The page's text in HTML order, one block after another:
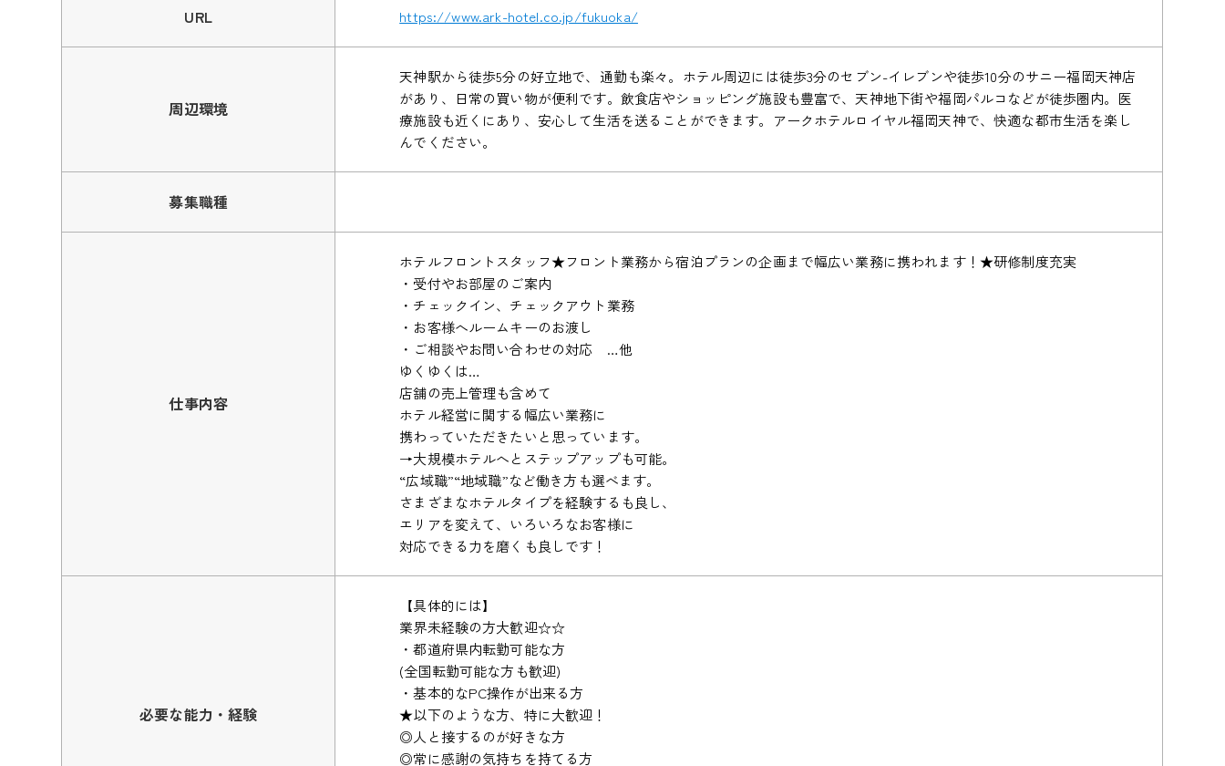
URL https://www.ark-hotel.co.jp/fukuoka/
周辺環境
天神駅から徒歩5分の好立地で、通勤も楽々。ホテル周辺には徒歩3分のセブン-イレブンや徒歩10分のサニー福岡天神店
があり、日常の買い物が便利です。飲食店やショッピング施設も豊富で、天神地下街や福岡パルコなどが徒歩圏内。医
療施設も近くにあり、安心して生活を送ることができます。アークホテルロイヤル福岡天神で、快適な都市生活を楽し
んでください。
募集職種
仕事内容
ホテルフロントスタッフ★フロント業務から宿泊プランの企画まで幅広い業務に携われます！★研修制度充実
・受付やお部屋のご案内
・チェックイン、チェックアウト業務
・お客様へルームキーのお渡し
・ご相談やお問い合わせの対応 …他
ゆくゆくは…
店舗の売上管理も含めて
ホテル経営に関する幅広い業務に
携わっていただきたいと思っています。
→大規模ホテルへとステップアップも可能。
“広域職”“地域職”など働き方も選べます。
さまざまなホテルタイプを経験するも良し、
エリアを変えて、いろいろなお客様に
対応できる力を磨くも良しです！
必要な能力・経験
【具体的には】
業界未経験の方大歓迎☆☆
・都道府県内転勤可能な方
(全国転勤可能な方も歓迎)
・基本的なPC操作が出来る方
★以下のような方、特に大歓迎！
◎人と接するのが好きな方
◎常に感謝の気持ちを持てる方